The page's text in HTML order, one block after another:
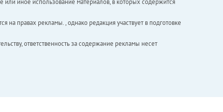
правах рекламы. , однако редакция участвует в подготовке
ответственность за содержание рекламы несет